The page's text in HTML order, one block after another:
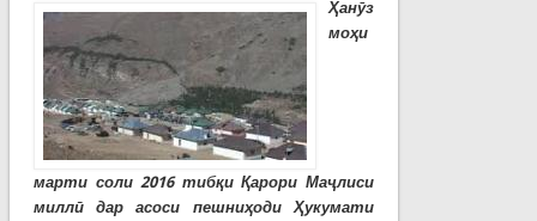
Ҳанӯз
моҳи
марти соли 2016 тибқи Қарори Маҷлиси
миллӣ дар асоси пешниҳоди Ҳукумати